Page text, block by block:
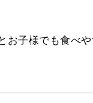
お子様でも食べ